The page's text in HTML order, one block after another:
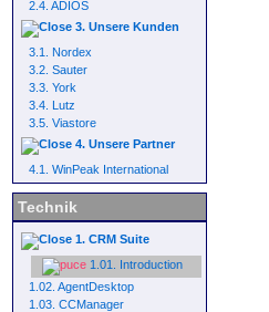
2.4. ADIOS
3. Unsere Kunden
3.1. Nordex
3.2. Sauter
3.3. York
3.4. Lutz
3.5. Viastore
4. Unsere Partner
4.1. WinPeak International
Technik
1. CRM Suite
1.01. Introduction
1.02. AgentDesktop
1.03. CCManager